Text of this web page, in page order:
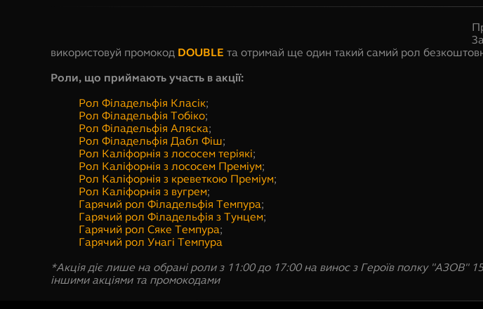
використовуй промокод DOUBLE та отримай ще один такий самий рол
Роли, що приймають участь в акції:
Рол Філадельфія Класік;
Рол Філадельфія Тобіко;
Рол Філадельфія Аляска;
Рол Філадельфія Дабл Фіш;
Рол Каліфорнія з лососем теріякі;
Рол Каліфорнія з лососем Преміум;
Рол Каліфорнія з креветкою Преміум;
Рол Каліфорнія з вугрем;
Гарячий рол Філадельфія Темпура;
Гарячий рол Філадельфія з Тунцем;
Гарячий рол Сяке Темпура;
Гарячий рол Унагі Темпура
*Акція діє лише на обрані роли з 11:00 до 17:00 на винос з Героїв полку "АЗОВ"
іншими акціями та промокодами